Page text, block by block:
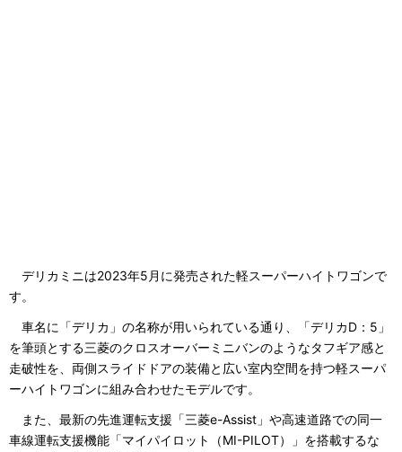
デリカミニは2023年5月に発売された軽スーパーハイトワゴンで
す。
車名に「デリカ」の名称が用いられている通り、「デリカD：5」
を筆頭とする三菱のクロスオーバーミニバンのようなタフギア感と
走破性を、両側スライドドアの装備と広い室内空間を持つ軽スーパ
ーハイトワゴンに組み合わせたモデルです。
また、最新の先進運転支援「三菱e-Assist」や高速道路での同一
車線運転支援機能「マイパイロット（MI-PILOT）」を搭載するな